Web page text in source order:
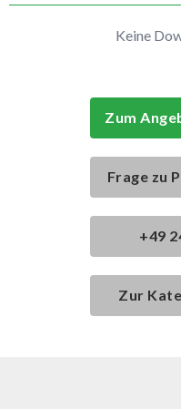
Keine
Zum
Frage zu
+49
Zur